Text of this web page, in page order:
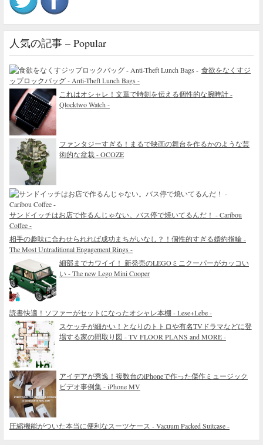
人気の記事 – Popular
食欲をなくすジ
ップロックバッグ - Anti-Theft Lunch Bags -
これはオシャレ！文章で時刻を伝える個性的な腕時計 -
Qlocktwo Watch -
ファンタジーすぎる！まるで映画の舞台を作るかのような芸
術的な盆栽 - OCOZE
サンドイッチはお店で作るんじゃない。バス停で焼いてるんだ！ - Caribou
Coffee -
相手の趣味に合わせられれば成功まちがいなし？！個性的すぎる婚約指輪 -
The Most Untraditional Engagement Rings -
細部までカワイイ！ 新発売のLEGOミニクーパーがカッコい
い - The new Lego Mini Cooper
読書快適！ソファーがセットになったオシャレ本棚 - Lese+Lebe -
スケッチが細かい！となりのトトロや有名TVドラマなどに登
場する家の間取り図 - TV FLOOR PLANS and MORE -
アイデアが秀逸！複数台のiPhoneで作った傑作ミュージック
ビデオ事例集 - iPhone MV
圧縮機能がついた本当に便利なスーツケース - Vacuum Packed Suitcase -